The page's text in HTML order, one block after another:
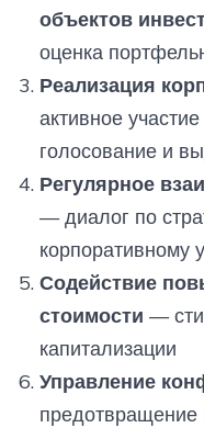
объектов
оценка
Реализация
активное
голосование и
Регулярное
— диалог по
корпоративному
Содействие
стоимости —
капитализации
Управление
предотвращение